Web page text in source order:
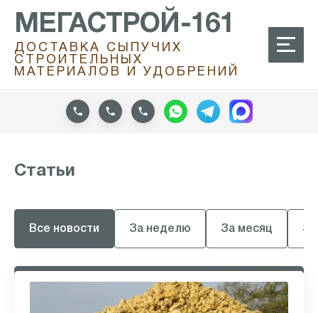
МЕГАСТРОЙ-161
ДОСТАВКА СЫПУЧИХ
СТРОИТЕЛЬНЫХ
МАТЕРИАЛОВ И УДОБРЕНИЙ
Статьи
Все новости За неделю За месяц